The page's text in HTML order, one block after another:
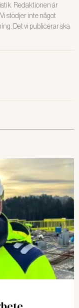
Redaktionen är
stödjer inte något
Det vi publicerar ska